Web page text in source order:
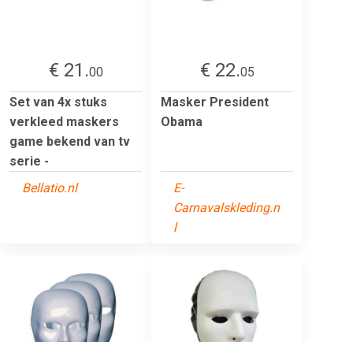
€ 21.00
Set van 4x stuks
verkleed maskers
game bekend van tv
serie -
Bellatio.nl
€ 22.05
Masker President
Obama
E-
Carnavalskleding.n
l